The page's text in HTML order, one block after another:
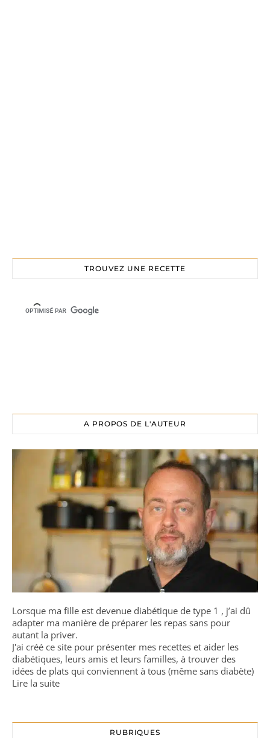
TROUVEZ UNE RECETTE
A PROPOS DE L'AUTEUR
Lorsque ma fille est devenue diabétique de type 1 , j’ai dû
adapter ma manière de préparer les repas sans pour
autant la priver.
J'ai créé ce site pour présenter mes recettes et aider les
diabétiques, leurs amis et leurs familles, à trouver des
idées de plats qui conviennent à tous (même sans diabète)
Lire la suite
RUBRIQUES